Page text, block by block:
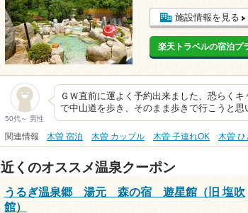
施設情報を見る
楽天トラベルの宿泊プ
50代～ 男性
ＧＷ直前に運よく予約出来ました、恐らく
で中山道を歩き、そのまま歩きで行こうと
関連情報 木曽 宿泊 木曽 カップル 木曽 子連れOK 木曽
近くのオススメ温泉クーポン
うるぎ温泉郷 湯元 森の宿 遊星館（旧 塩吹
館）